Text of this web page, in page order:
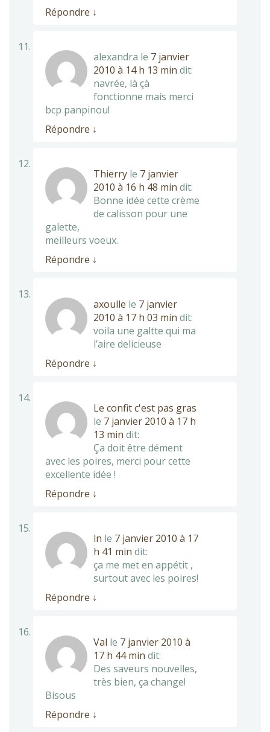
Répondre ↓
alexandra le 7 janvier
2010 à 14 h 13 min dit:
navrée, là çà
fonctionne mais merci
bcp panpinou!
Répondre ↓
Thierry le 7 janvier
2010 à 16 h 48 min dit:
Bonne idée cette crème
de calisson pour une
galette,
meilleurs voeux.
Répondre ↓
axoulle le 7 janvier
2010 à 17 h 03 min dit:
voila une galtte qui ma
l’aire delicieuse
Répondre ↓
Le confit c'est pas gras
le 7 janvier 2010 à 17 h
13 min dit:
Ça doit être dément
avec les poires, merci pour cette
excellente idée !
Répondre ↓
ln le 7 janvier 2010 à 17
h 41 min dit:
ça me met en appétit ,
surtout avec les poires!
Répondre ↓
Val le 7 janvier 2010 à
17 h 44 min dit:
Des saveurs nouvelles,
très bien, ça change!
Bisous
Répondre ↓